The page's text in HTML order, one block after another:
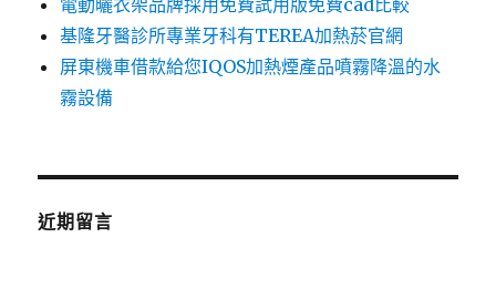
電動曬衣架品牌採用免費試用版免費cad比較
基隆牙醫診所專業牙科有TEREA加熱菸官網
屏東機車借款給您IQOS加熱煙產品噴霧降溫的水
霧設備
近期留言